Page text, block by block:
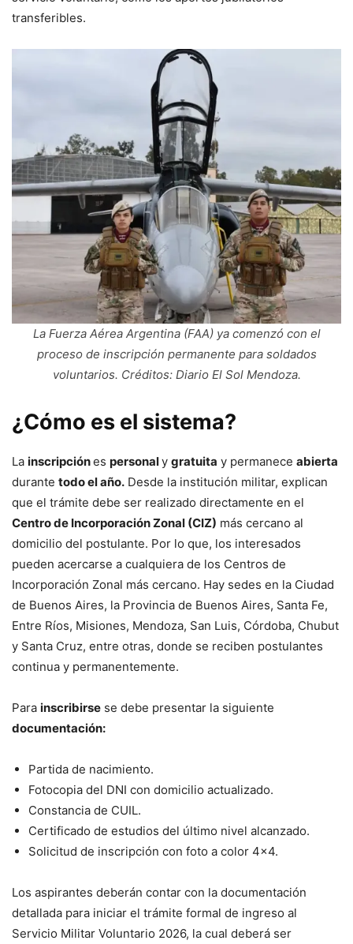
transferibles.
La Fuerza Aérea Argentina (FAA) ya comenzó con el
proceso de inscripción permanente para soldados
voluntarios. Créditos: Diario El Sol Mendoza.
¿Cómo es el sistema?
La inscripciónes personaly gratuita y permanece abierta
durante todo el año. Desde la institución militar, explican
que el trámite debe ser realizado directamente en el
Centro de Incorporación Zonal (CIZ) más cercano al
domicilio del postulante. Por lo que, los interesados
pueden acercarse a cualquiera de los Centros de
Incorporación Zonal más cercano. Hay sedes en la Ciudad
de Buenos Aires, la Provincia de Buenos Aires, Santa Fe,
Entre Ríos, Misiones, Mendoza, San Luis, Córdoba, Chubut
y Santa Cruz, entre otras, donde se reciben postulantes
continua y permanentemente.
Para inscribirse se debe presentar la siguiente
documentación:
Partida de nacimiento.
Fotocopia del DNI con domicilio actualizado.
Constancia de CUIL.
Certificado de estudios del último nivel alcanzado.
Solicitud de inscripción con foto a color 4×4.
Los aspirantes deberán contar con la documentación
detallada para iniciar el trámite formal de ingreso al
Servicio Militar Voluntario 2026, la cual deberá ser